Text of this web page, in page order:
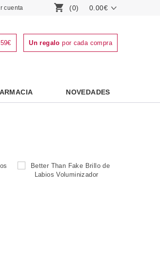
cuenta (0) 0.00€
Un regalo por cada compra
NOVEDADES